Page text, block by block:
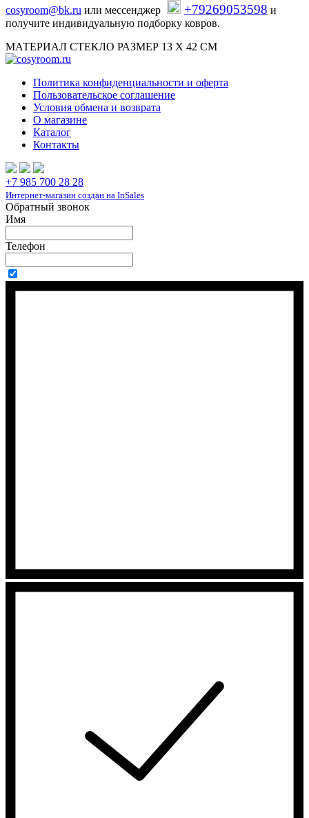
cosyroom@bk.ru или мессенджер +79269053598 и
получите индивидуальную подборку ковров.
МАТЕРИАЛ СТЕКЛО РАЗМЕР 13 X 42 CM
Политика конфиденциальности и оферта
Пользовательское соглашение
Условия обмена и возврата
О магазине
Каталог
Контакты
+7 985 700 28 28
Интернет-магазин создан на InSales
Обратный звонок
Имя
Телефон